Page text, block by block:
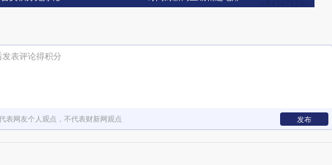
发表评论得积分
表网友个人观点，不代表财新网观点 发布